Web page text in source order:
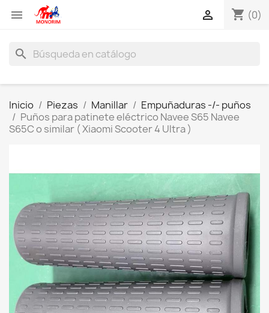
 shopping_cart (0)

search
Inicio Piezas Manillar
Empuñaduras -/- puños
Puños para patinete eléctrico Navee S65 Navee
S65C o similar ( Xiaomi Scooter 4 Ultra )